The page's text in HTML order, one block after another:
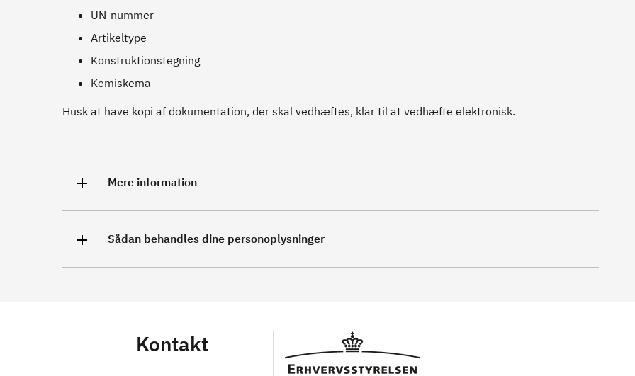
UN-nummer
Artikeltype
Konstruktionstegning
Kemiskema
Husk at have kopi af dokumentation, der skal vedhæftes, klar til at vedhæfte elektronisk.
Mere information
Sådan behandles dine personoplysninger
Kontakt